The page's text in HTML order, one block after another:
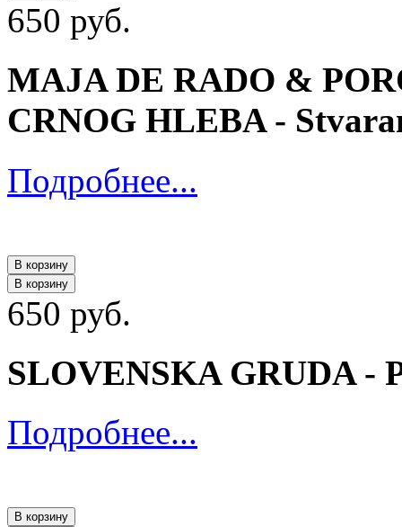
650 руб.
MAJA DE RADO &
CRNOG HLEBA -
Подробнее...
В корзину
В корзину
650 руб.
SLOVENSKA GRUDA -
Подробнее...
В корзину